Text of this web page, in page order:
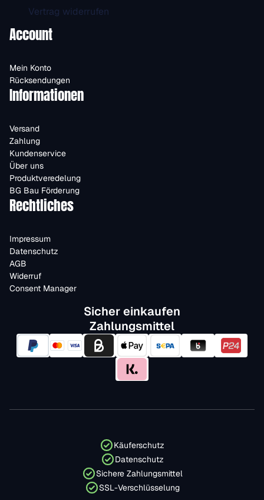
Vertrag widerrufen
Account
Mein Konto
Rücksendungen
Informationen
Versand
Zahlung
Kundenservice
Über uns
Produktveredelung
BG Bau Förderung
Rechtliches
Impressum
Datenschutz
AGB
Widerruf
Consent Manager
Sicher einkaufen
Zahlungsmittel
Käuferschutz
Datenschutz
Sichere Zahlungsmittel
SSL-Verschlüsselung